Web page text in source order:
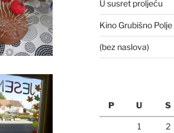
U susret proljeću
Kino Grubišno Polje
(bez naslova)
P
U S
1 2